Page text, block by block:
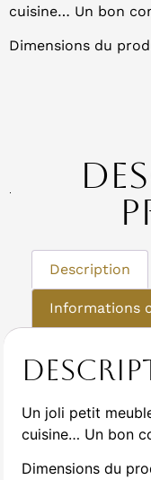
cuisine… Un bon
Dimensions du
Description
Informations
Un joli petit
cuisine… Un bon
Dimensions du